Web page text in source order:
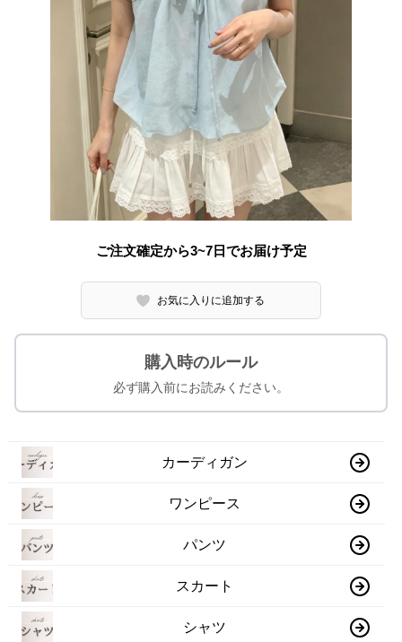
ご注文確定から3~7日でお届け予定
お気に入りに追加する
購入時のルール
必ず購入前にお読みください。
カーディガン
ワンピース
パンツ
スカート
シャツ